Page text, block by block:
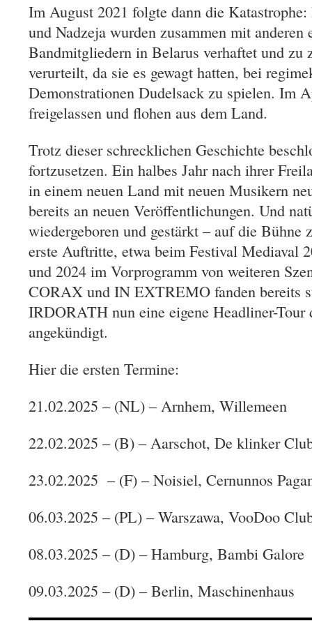
Im August 2021 folgte dann die
und Nadzeja wurden zusammen mit anderen
Bandmitgliedern in Belarus verhaftet und zu
verurteilt, da sie es gewagt hatten, bei
Demonstrationen Dudelsack zu spielen. Im
freigelassen und flohen aus dem Land.
Trotz dieser schrecklichen Geschichte
fortzusetzen. Ein halbes Jahr nach ihrer
in einem neuen Land mit neuen Musikern
bereits an neuen Veröffentlichungen. Und
wiedergeboren und gestärkt – auf die Bühne
erste Auftritte, etwa beim Festival Mediaval
und 2024 im Vorprogramm von weiteren
CORAX und IN EXTREMO fanden bereits
IRDORATH nun eine eigene Headliner-Tour
angekündigt.
Hier die ersten Termine:
21.02.2025 – (NL) – Arnhem, Willemeen
22.02.2025 – (B) – Aarschot, De klinker
23.02.2025 – (F) – Noisiel, Cernunnos
06.03.2025 – (PL) – Warszawa, VooDoo
08.03.2025 – (D) – Hamburg, Bambi Galore
09.03.2025 – (D) – Berlin, Maschinenhaus